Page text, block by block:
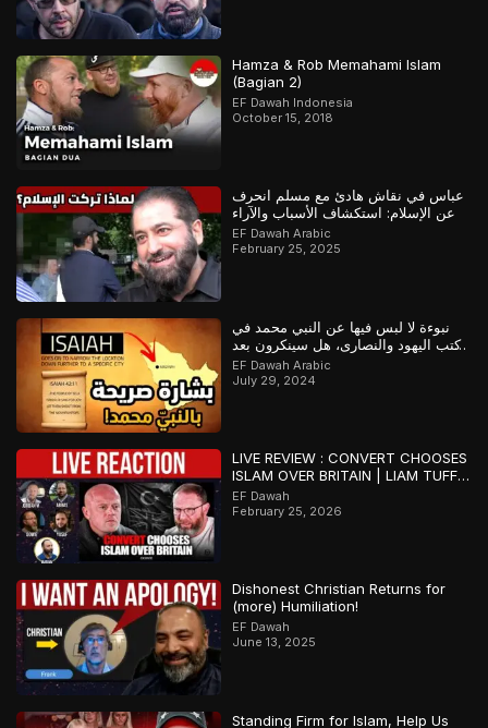
Hamza & Rob Memahami Islam
(Bagian 2)
EF Dawah Indonesia
October 15, 2018
عباس في نقاش هادئ مع مسلم انحرف
عن الإسلام: استكشاف الأسباب والآراء
EF Dawah Arabic
February 25, 2025
نبوءة لا لبس فيها عن النبي محمد في
كتب اليهود والنصارى، هل سينكرون بعد
ذلك؟
EF Dawah Arabic
July 29, 2024
LIVE REVIEW : CONVERT CHOOSES
ISLAM OVER BRITAIN | LIAM TUFFS
V DOWIE
EF Dawah
February 25, 2026
Dishonest Christian Returns for
(more) Humiliation!
EF Dawah
June 13, 2025
Standing Firm for Islam, Help Us